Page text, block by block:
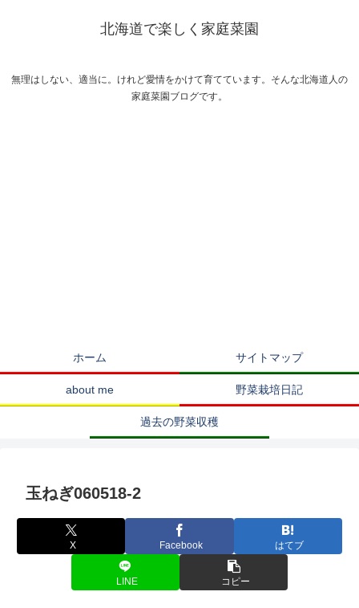
北海道で楽しく家庭菜園
無理はしない、適当に。けれど愛情をかけて育てています。そんな北海道人の
家庭菜園ブログです。
ホーム サイトマップ
about me 野菜栽培日記
過去の野菜収穫
玉ねぎ060518-2
X Facebook はてブ
LINE コピー